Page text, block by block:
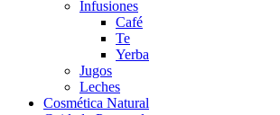
Infusiones
Café
Te
Yerba
Jugos
Leches
Cosmética Natural